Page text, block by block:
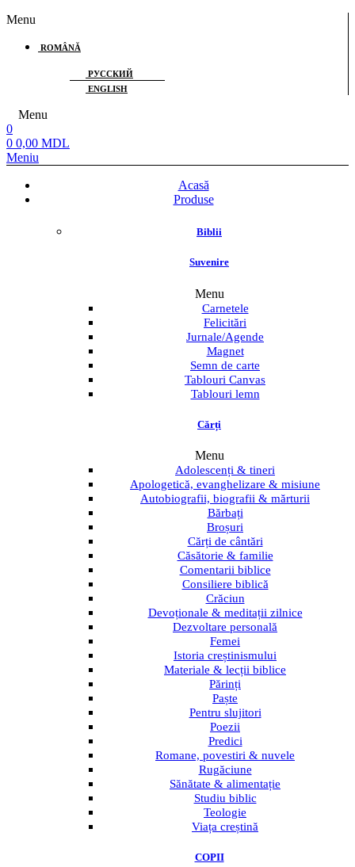
Menu
ROMÂNĂ
РУССКИЙ
ENGLISH
Menu
0
0 0,00 MDL
Meniu
Acasă
Produse
Biblii
Suvenire
Menu
Carnetele
Felicitări
Jurnale/Agende
Magnet
Semn de carte
Tablouri Canvas
Tablouri lemn
Cărți
Menu
Adolescenți & tineri
Apologetică, evanghelizare & misiune
Autobiografii, biografii & mărturii
Bărbați
Broșuri
Cărți de cântări
Căsătorie & familie
Comentarii biblice
Consiliere biblică
Crăciun
Devoționale & meditații zilnice
Dezvoltare personală
Femei
Istoria creștinismului
Materiale & lecții biblice
Părinți
Paște
Pentru slujitori
Poezii
Predici
Romane, povestiri & nuvele
Rugăciune
Sănătate & alimentație
Studiu biblic
Teologie
Viața creștină
COPII